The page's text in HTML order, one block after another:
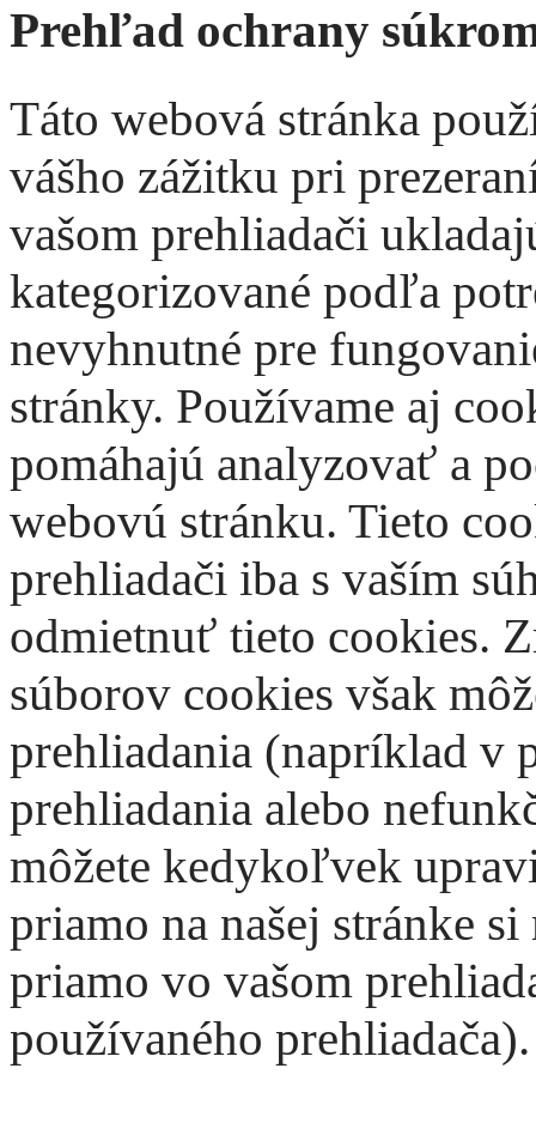
Prehľad ochrany
Táto webová stránka
vášho zážitku pri
vašom prehliadači
kategorizované podľa
nevyhnutné pre
stránky. Používame aj
pomáhajú analyzovať a
webovú stránku. Tieto
prehliadači iba s vaším
odmietnuť tieto cookies.
súborov cookies však
prehliadania (napríklad v
prehliadania alebo
môžete kedykoľvek
priamo na našej stránke
priamo vo vašom
používaného prehliadača).